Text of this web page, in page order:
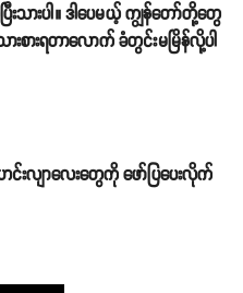
းသားပါ။ ဒါပေမယ့် ကျွန်တော်တို့တွေ
စားရတာလောက် ခံတွင်းမမြိန်လို့ပါ
းလျာလေးတွေကို ဖော်ပြပေးလိုက်